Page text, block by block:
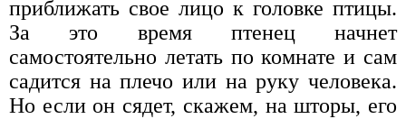
приближать свое лицо к головке птицы.
За это время птенец начнет
самостоятельно летать по комнате и сам
садится на плечо или на руку человека.
Но если он сядет, скажем, на шторы, его